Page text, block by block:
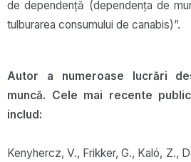
de dependență (dependența de
tulburarea consumului de canabis)”.
Autor a numeroase lucrări
muncă. Cele mai recente
includ:
Kenyhercz, V., Frikker, G., Kaló, Z.,